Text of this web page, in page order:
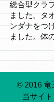
総合型クラ
ました。タ
ンダナをつ
ました。体
© 2016 竜
当サイ